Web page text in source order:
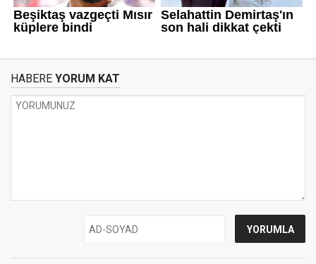
HABERE YORUM KAT